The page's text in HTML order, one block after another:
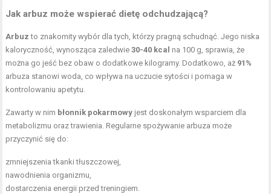
Jak arbuz może wspierać dietę odchudzającą?
Arbuz to znakomity wybór dla tych, którzy pragną schudnąć. Jego niska
kaloryczność, wynosząca zaledwie30-40 kcal na 100 g, sprawia, że
można go jeść bez obaw o dodatkowe kilogramy. Dodatkowo, aż 91%
arbuza stanowi woda, co wpływa na uczucie sytości i pomaga w
kontrolowaniu apetytu.
Zawarty w nim błonnik pokarmowy jest doskonałym wsparciem dla
metabolizmu oraz trawienia. Regularne spożywanie arbuza może
przyczynić się do:
zmniejszenia tkanki tłuszczowej,
nawodnienia organizmu,
dostarczenia energii przed treningiem.